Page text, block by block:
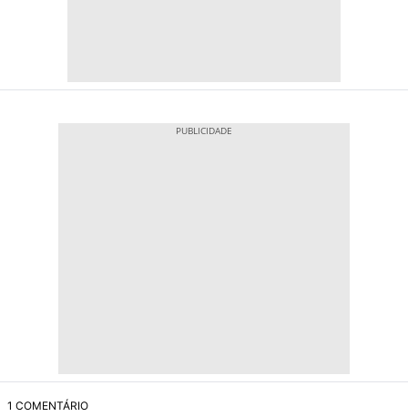
1 COMENTÁRIO